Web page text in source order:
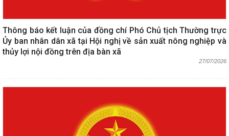
Thông báo kết luận của đồng chí Phó Chủ tịch Thường trực
Ủy ban nhân dân xã tại Hội nghị về sản xuất nông nghiệp và
thủy lợi nội đồng trên địa bàn xã
27/07/2026